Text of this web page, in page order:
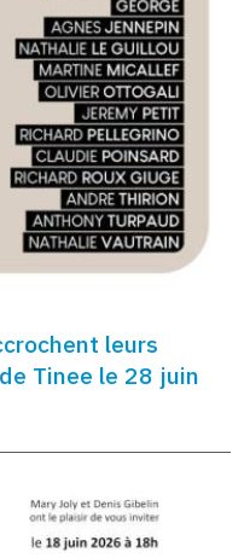
leurs
Tinee le 28 juin